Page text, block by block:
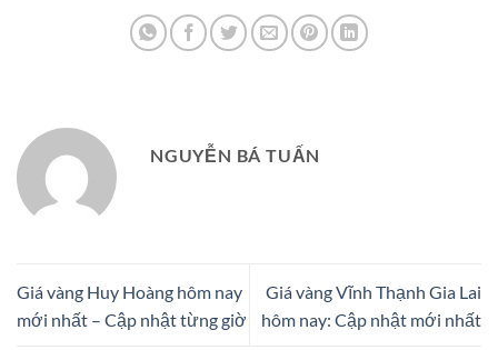
NGUYỄN BÁ TUẤN
Giá vàng Huy Hoàng hôm nay
mới nhất – Cập nhật từng giờ
Giá vàng Vĩnh Thạnh Gia Lai
hôm nay: Cập nhật mới nhất